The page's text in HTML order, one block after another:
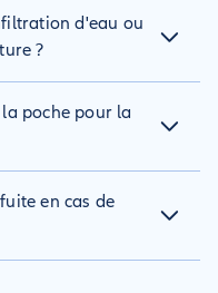
si la situation est
fuite d’eau), mieux
d'eau ou
?
d’un mauvais entretien
du syndic si les
poche pour la
si le dégât des
part, si vous faites
en cas de